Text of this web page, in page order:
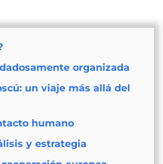
organizada
un viaje más allá del
humano
y estrategia